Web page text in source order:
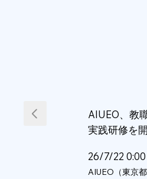
AIUEO、教
実践研修を
26/7/22 0:00
AIUEO（東京